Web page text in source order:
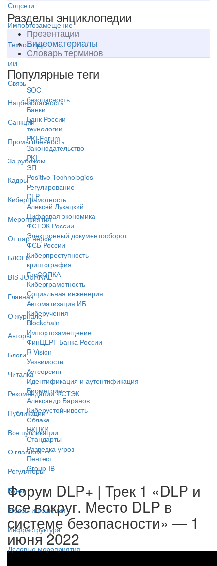
Соцсети
Импортозамещение
Технологии
ИИ
Связь
Нацбезопасность
Санкции
Промышленность
За рубежом
Кадры
Киберграмотность
Мероприятия
От партнёров
БЛОГИ
BIS JOURNAL
Главная
О журнале
Авторы
Блоги
Читалка
Рекомендации ФСТЭК
Публикации
Все публикации
О главном
Регуляторы
Банки
Угрозы и решения
Инфраструктура
Деловые мероприятия
Разделы энциклопедии
Презентации
Видеоматериалы
Словарь терминов
Популярные теги
SOC
безопасность
Банки
Банк России
технологии
PKI-Forum
Законодательство
PKI
ЭП
Positive Technologies
Регулирование
DLP
Алексей Лукацкий
Цифровая экономика
ФСТЭК России
Электронный документооборот
ФСБ России
Киберпреступность
криптография
ГосСОПКА
Киберграмотность
Социальная инженерия
Автоматизация ИБ
Киберучения
Blockchain
Импортозамещение
ФинЦЕРТ Банка России
R-Vision
Уязвимости
Аутсорсинг
Идентификация и аутентификация
Биометрия
Александр Баранов
Киберустойчивость
Облака
НКЦКИ
Стандарты
Разведка угроз
Пентест
Group-IB
Форум DLP+ | Трек 1 «DLP и
все вокруг. Место DLP в
системе безопасности» — 1
июня 2022